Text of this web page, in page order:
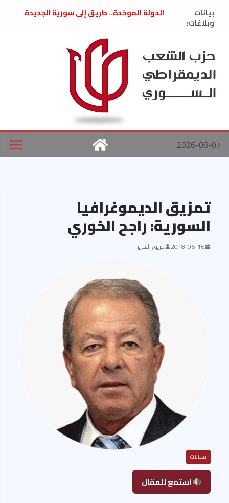
بيانات
وبلاغات:
الدولة الموحّدة.. طريق إلى سورية الجديدة
العام السابق لحزب الاتحاد الاشتراكي العربي
الديمقراطي
بلاغ صادر عن اجتماع اللجنة المركزية نيسان
2026
الحرب الأمريكية الإسرائيلية على نظام الملالي
في إيران .. بيان من حزب الشعب الديمقراطي
السوري
2026-08-07
تمزيق الديموغرافيا
السورية: راجح الخوري
2018-06-16 فريق التحرير
مقالات
استمع للمقال